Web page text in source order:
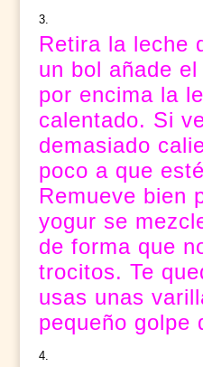
Retira la leche
un bol añade
por encima la
calentado. Si
demasiado
poco a que
Remueve bien
yogur se
de forma que
trocitos. Te
usas unas
pequeño golpe